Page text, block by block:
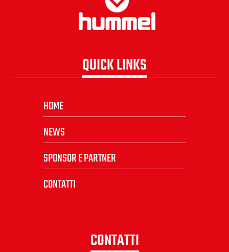
QUICK LINKS
HOME
NEWS
SPONSOR E PARTNER
CONTATTI
CONTATTI